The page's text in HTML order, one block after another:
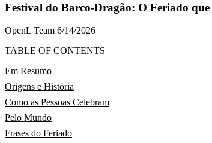
Festival do Barco-Dragão: O Feriado
OpenL Team 6/14/2026
TABLE OF CONTENTS
Em Resumo
Origens e História
Como as Pessoas Celebram
Pelo Mundo
Frases do Feriado